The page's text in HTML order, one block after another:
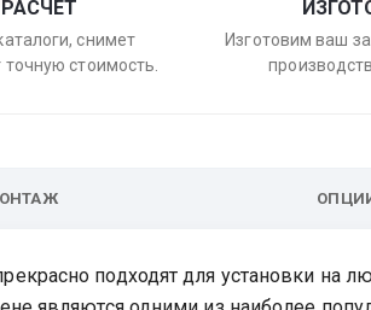
снимет
стоимость.
Изготовим ваш
подходят для установки на